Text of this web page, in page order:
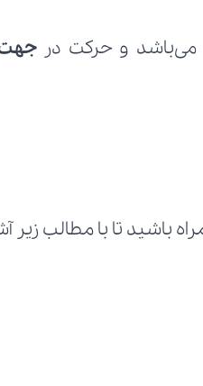
می‌باشد و حرکت در